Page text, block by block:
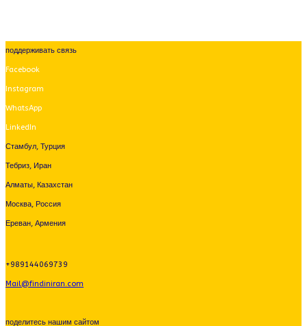
поддерживать связь
Facebook
Instagram
WhatsApp
LinkedIn
Стамбул, Турция
Тебриз, Иран
Алматы, Казахстан
Москва, Россия
Ереван, Армения
+989144069739
Mail@findiniran.com
поделитесь нашим сайтом